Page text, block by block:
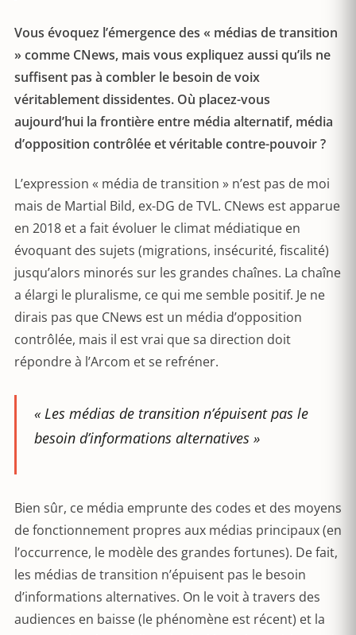
Vous évoquez l’émergence des « médias de transition
» comme CNews, mais vous expliquez aussi qu’ils ne
suffisent pas à combler le besoin de voix
véritablement dissidentes. Où placez-vous
aujourd’hui la frontière entre média alternatif, média
d’opposition contrôlée et véritable contre-pouvoir ?
L’expression « média de transition » n’est pas de moi
mais de Martial Bild, ex-DG de TVL. CNews est apparue
en 2018 et a fait évoluer le climat médiatique en
évoquant des sujets (migrations, insécurité, fiscalité)
jusqu’alors minorés sur les grandes chaînes. La chaîne
a élargi le pluralisme, ce qui me semble positif. Je ne
dirais pas que CNews est un média d’opposition
contrôlée, mais il est vrai que sa direction doit
répondre à l’Arcom et se refréner.
« Les médias de transition n’épuisent pas le
besoin d’informations alternatives »
Bien sûr, ce média emprunte des codes et des moyens
de fonctionnement propres aux médias principaux (en
l’occurrence, le modèle des grandes fortunes). De fait,
les médias de transition n’épuisent pas le besoin
d’informations alternatives. On le voit à travers des
audiences en baisse (le phénomène est récent) et la